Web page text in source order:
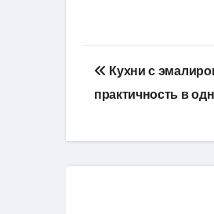
Навигация
по
Кухни с
практичность в